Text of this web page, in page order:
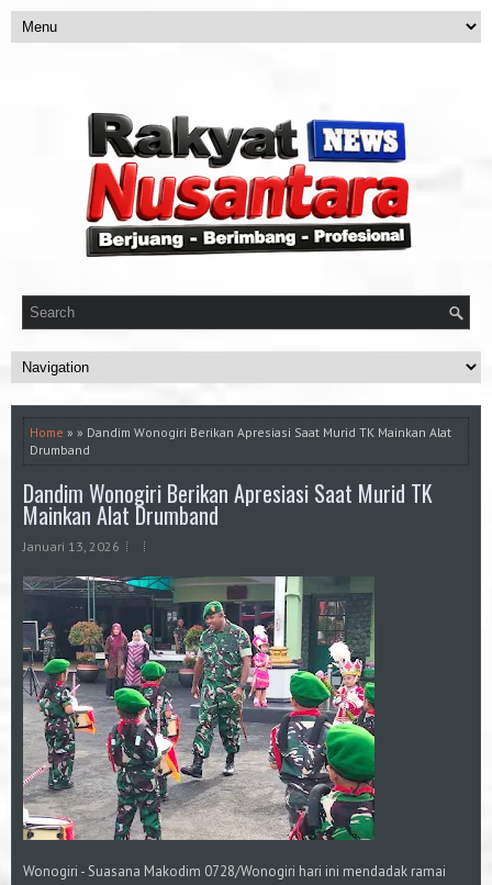
Home » » Dandim Wonogiri Berikan Apresiasi Saat Murid TK Mainkan Alat
Drumband
Dandim Wonogiri Berikan Apresiasi Saat Murid TK
Mainkan Alat Drumband
Januari 13, 2026
Wonogiri - Suasana Makodim 0728/Wonogiri hari ini mendadak ramai